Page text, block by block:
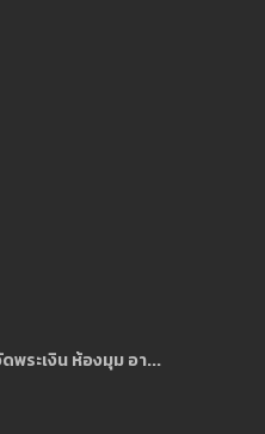
พระเงิน ห้องมุม อา...